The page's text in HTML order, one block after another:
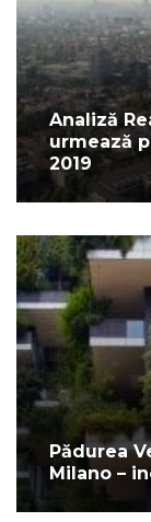
Analiză
urmează
2019
Pădurea
Milano –